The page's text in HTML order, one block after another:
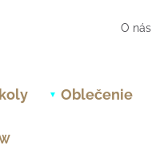
O nás
Oblečenie